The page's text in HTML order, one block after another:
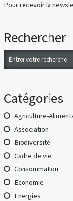
Pour recevoir la
Rechercher
Catégories
Agriculture-
Association
Biodiversité
Cadre de vie
Consommation
Economie
Energies